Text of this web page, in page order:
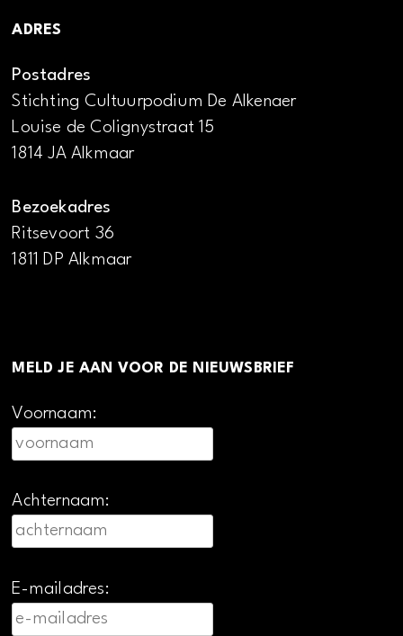
ADRES
Postadres
Stichting Cultuurpodium De Alkenaer
Louise de Colignystraat 15
1814 JA Alkmaar
Bezoekadres
Ritsevoort 36
1811 DP Alkmaar
MELD JE AAN VOOR DE NIEUWSBRIEF
Voornaam:
Achternaam:
E-mailadres: